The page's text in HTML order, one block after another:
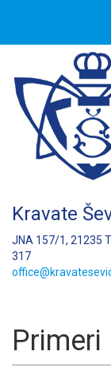
Kravate
JNA 157/1, 21235
317
Primeri